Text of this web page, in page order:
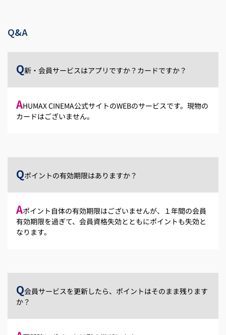
Q&A
Q新・会員サービスはアプリですか？カードですか？
AHUMAX CINEMA公式サイトのWEBのサービスです。現物の
カードはございません。
Qポイントの有効期限はありますか？
Aポイント自体の有効期限はございませんが、１年間の会員
有効期限を過ぎて、会員資格失効とともにポイントも失効と
なります。
Q会員サービスを更新したら、ポイントはそのまま残ります
か？